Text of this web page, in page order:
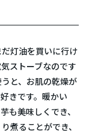
灯油を買いに行け
ストーブなのです
と、お肌の乾燥が
きです。暖かい
も美味しくでき、
煮ることができ、